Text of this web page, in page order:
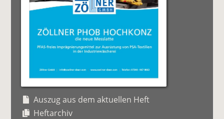
Auszug aus dem aktuellen Heft
Heftarchiv